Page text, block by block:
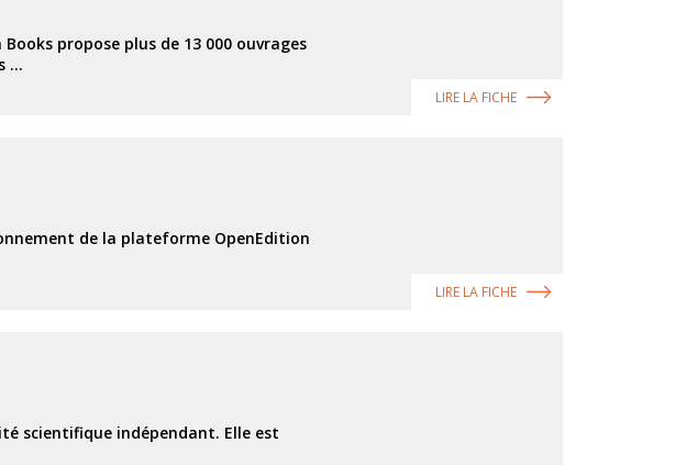
propose plus de 13 000 ouvrages
...
LIRE LA FICHE
de la plateforme OpenEdition
LIRE LA FICHE
scientifique indépendant. Elle est